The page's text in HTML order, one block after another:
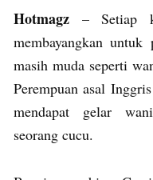
Hotmagz – Setiap
membayangkan
masih muda seperti
Perempuan asal
mendapat gelar
seorang cucu.